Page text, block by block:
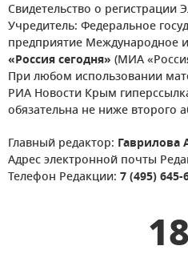
Свидетельство о регистрации
Учредитель: Федеральное
предприятие Международное
«Россия сегодня» (МИА
При любом использовании
РИА Новости Крым
обязательна не ниже второго
Главный редактор: Гаврилова
Адрес электронной почты
Телефон Редакции: 7 (495) 645-